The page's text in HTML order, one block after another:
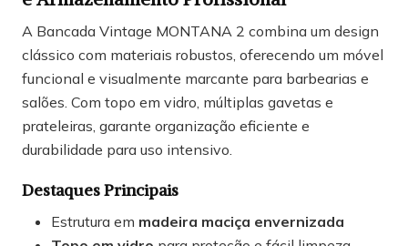
A Bancada Vintage MONTANA 2 combina um design
clássico com materiais robustos, oferecendo um móvel
funcional e visualmente marcante para barbearias e
salões. Com topo em vidro, múltiplas gavetas e
prateleiras, garante organização eficiente e
durabilidade para uso intensivo.
Destaques Principais
Estrutura em madeira maciça envernizada